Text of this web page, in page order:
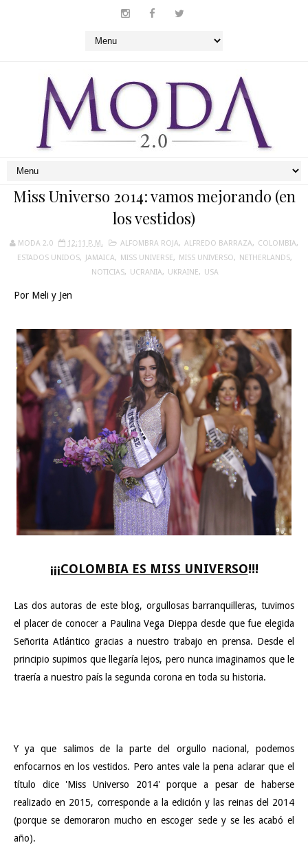
Miss Universo 2014: vamos mejorando (en
los vestidos)
MODA 2.0 12:11 P. M. ALFOMBRA ROJA, ALFREDO BARRAZA, COLOMBIA,
ESTADOS UNIDOS, JAMAICA, MISS UNIVERSE, MISS UNIVERSO, NETHERLANDS,
NOTICIAS, UCRANIA, UKRAINE, USA
Por Meli y Jen
¡¡¡COLOMBIA ES MISS UNIVERSO!!!
Las dos autoras de este blog, orgullosas barranquilleras, tuvimos
el placer de conocer a Paulina Vega Dieppa desde que fue elegida
Señorita Atlántico gracias a nuestro trabajo en prensa. Desde el
principio supimos que llegaría lejos, pero nunca imaginamos que le
traería a nuestro país la segunda corona en toda su historia.
Y ya que salimos de la parte del orgullo nacional, podemos
enfocarnos en los vestidos. Pero antes vale la pena aclarar que el
título dice 'Miss Universo 2014' porque a pesar de haberse
realizado en 2015, corresponde a la edición y las reinas del 2014
(porque se demoraron mucho en escoger sede y se les acabó el
año).